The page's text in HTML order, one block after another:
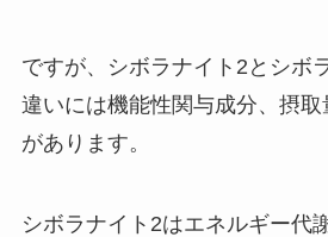
ですが、シボラナイト2とシボ
違いには機能性関与成分、摂
があります。
シボラナイト2はエネルギー代